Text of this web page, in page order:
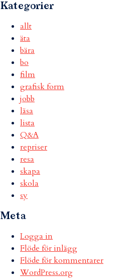
Kategorier
allt
äta
bära
bo
film
grafisk form
jobb
läsa
lista
Q&A
repriser
resa
skapa
skola
sy
Meta
Logga in
Flöde för inlägg
Flöde för kommentarer
WordPress.org